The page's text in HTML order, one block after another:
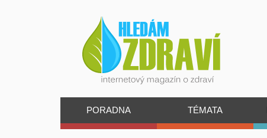
PORADNA TÉMATA